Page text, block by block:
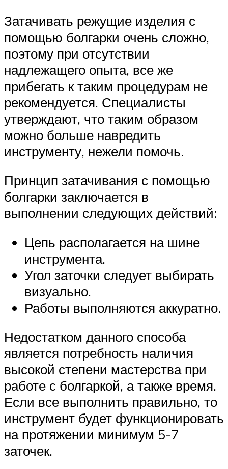
Затачивать режущие изделия с
помощью болгарки очень сложно,
поэтому при отсутствии
надлежащего опыта, все же
прибегать к таким процедурам не
рекомендуется. Специалисты
утверждают, что таким образом
можно больше навредить
инструменту, нежели помочь.
Принцип затачивания с помощью
болгарки заключается в
выполнении следующих действий:
Цепь располагается на шине
инструмента.
Угол заточки следует выбирать
визуально.
Работы выполняются аккуратно.
Недостатком данного способа
является потребность наличия
высокой степени мастерства при
работе с болгаркой, а также время.
Если все выполнить правильно, то
инструмент будет функционировать
на протяжении минимум 5-7
заточек.